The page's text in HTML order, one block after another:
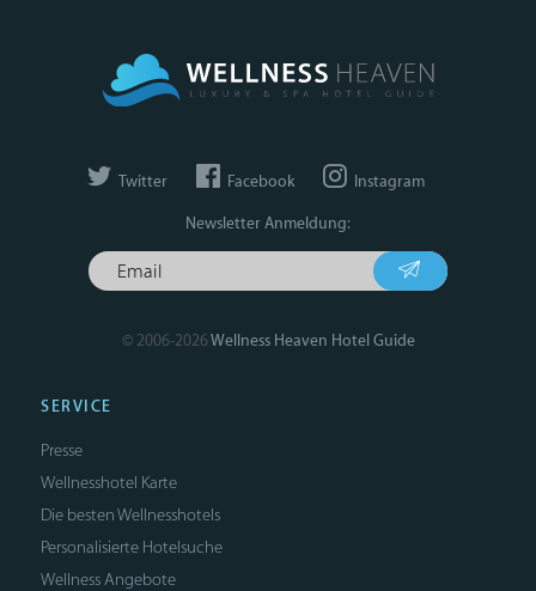
Twitter Facebook Instagram
Newsletter Anmeldung:
© 2006-2026Wellness Heaven Hotel Guide
SERVICE
Presse
Wellnesshotel Karte
Die besten Wellnesshotels
Personalisierte Hotelsuche
Wellness Angebote